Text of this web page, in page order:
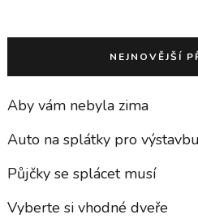
NEJNOVĚJŠÍ
Aby vám nebyla zima
Auto na splátky pro
Půjčky se splácet musí
Vyberte si vhodné dveře